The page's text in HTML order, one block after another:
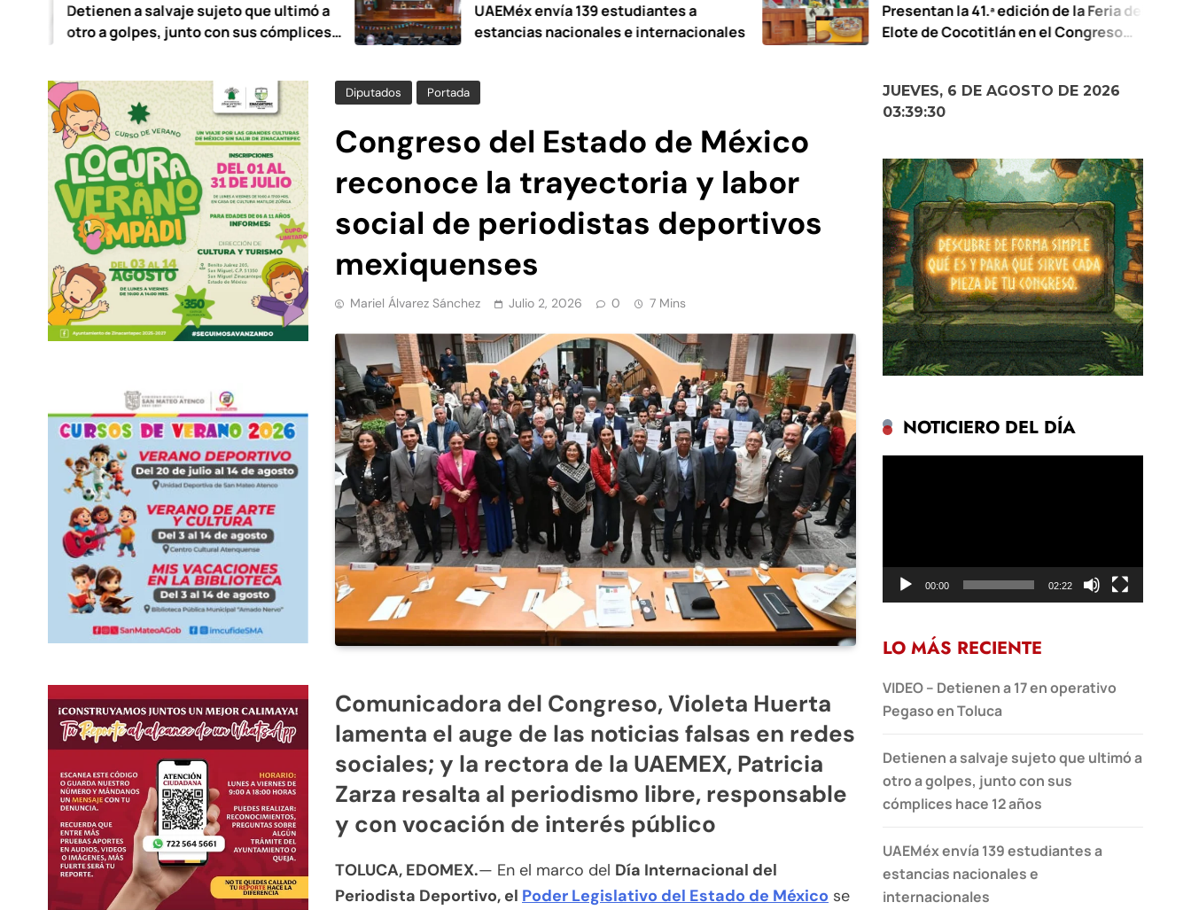
a salvaje sujeto que ultimó a
junto con sus cómplices
UAEMéx envía 139 estudiantes a
estancias nacionales e internacionales
Presentan la 41.ª edición de la Feria del
Elote de Cocotitlán en el Congreso
Diputados Portada
Congreso del Estado de México
reconoce la trayectoria y labor
social de periodistas deportivos
mexiquenses
Mariel Álvarez Sánchez Julio 2, 2026 0 7 Mins
Comunicadora del Congreso, Violeta Huerta
lamenta el auge de las noticias falsas en redes
sociales; y la rectora de la UAEMEX, Patricia
Zarza resalta al periodismo libre, responsable
y con vocación de interés público
TOLUCA, EDOMEX.— En el marco del Día Internacional del
Periodista Deportivo, el Poder Legislativo del Estado de México se
JUEVES, 6 DE AGOSTO DE 2026
03:39:32
NOTICIERO DEL DÍA
00:00 02:22
LO MÁS RECIENTE
VIDEO – Detienen a 17 en operativo
Pegaso en Toluca
Detienen a salvaje sujeto que ultimó a
otro a golpes, junto con sus
cómplices hace 12 años
UAEMéx envía 139 estudiantes a
estancias nacionales e
internacionales